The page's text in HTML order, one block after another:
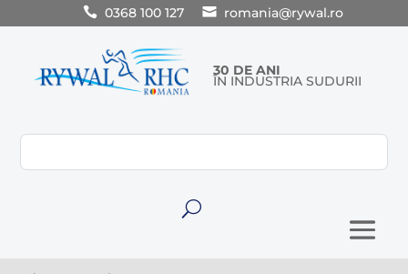
0368 100 127 romania@rywal.ro
30 DE ANI
ÎN INDUSTRIA SUDURII
U